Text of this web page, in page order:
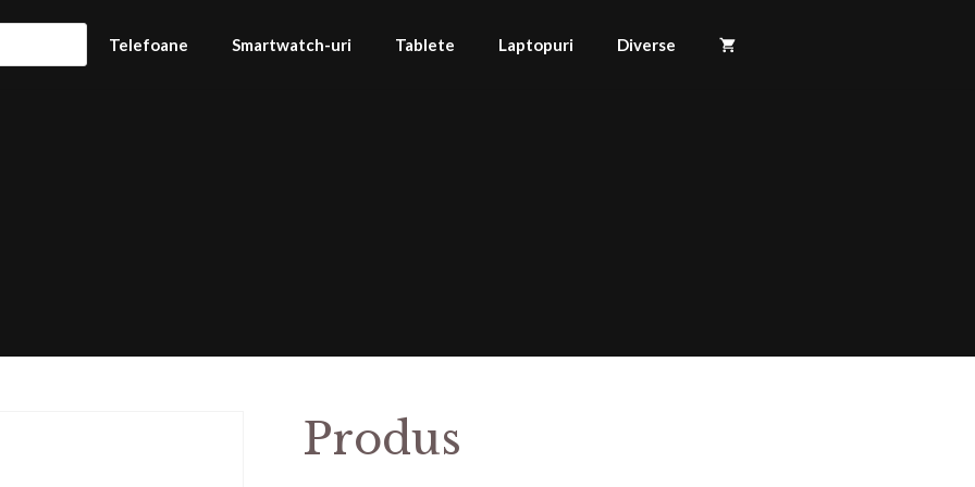
Telefoane Smartwatch-uri Tablete Laptopuri Diverse
Produs